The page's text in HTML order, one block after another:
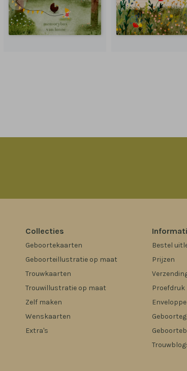
Collecties
Geboortekaarten
Geboorteillustratie op maat
Trouwkaarten
Trouwillustratie op maat
Zelf maken
Wenskaarten
Extra's
Bestel
Prijzen
Proefdruk